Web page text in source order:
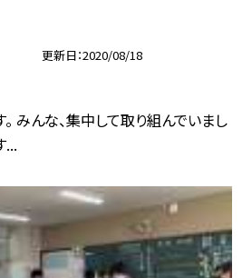
更新日 2020/08/18
みんな、集中して取り組んでいまし
...